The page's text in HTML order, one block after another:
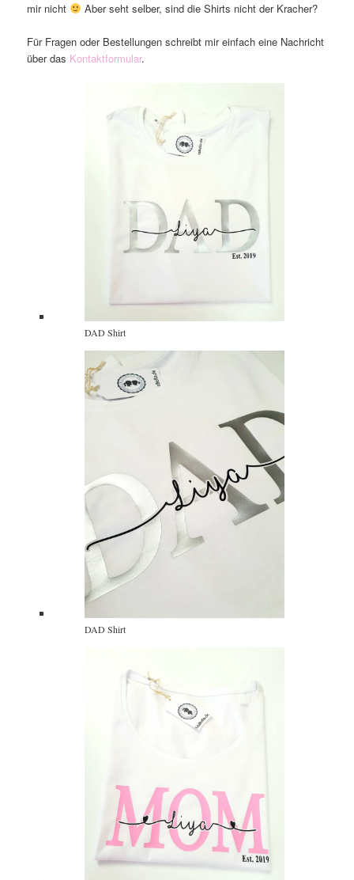
mir nicht Aber seht selber, sind die Shirts nicht der Kracher?
Für Fragen oder Bestellungen schreibt mir einfach eine Nachricht
über das Kontaktformular.
DAD Shirt
DAD Shirt